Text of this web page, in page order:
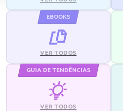
EBOOKS
VER TODOS
GUIA DE TENDÊNCIAS
VER TODOS